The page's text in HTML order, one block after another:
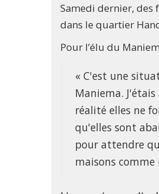
Samedi dernier, des
dans le quartier
Pour l’élu du
« C'est une
Maniema.
réalité elles ne
qu'elles sont
pour attendre
maisons comme